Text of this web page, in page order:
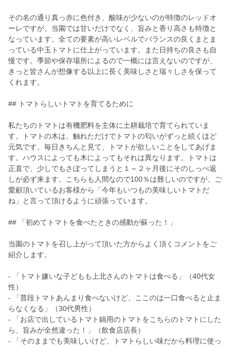
その名の通り真っ赤に色付き、酸味が少ないのが特徴のレッドオ
ーレですが、当園では甘いだけでなく、旨みと香り高さも特徴と
なっています。全ての要素が高いレベルでバランスの良くまとま
っている中玉トマトに仕上がっています。また日持ちの良さも自
慢です。季節や保存場所によるので一概には言えないのですが、
きっと皆さんが想像する以上に長く美味しさと瑞々しさを保って
くれます。
## トマトらしいトマトを育てるために
私たちのトマトは有機肥料を主体に土耕栽培で育てられていま
す。トマトの木は、触れただけでトマトの匂いがずっと続くほど
元気です。毎日きちんと見て、トマトが欲しいことをしてあげま
す。ハウスによっても木によってもそれは異なります。トマトは
正直で、少しでもさぼってしまうと１～２ヶ月後にそのしっぺ返
しが必ず来ます。こちらも人間なので100％は難しいのですが、ご
愛顧頂いているお客様から「今年もいつもの美味しいトマトだ
ね」と言って頂けるように頑張っています。
## 「初めてトマトを食べたときの感動が蘇った！」
当園のトマトを召し上がって頂いた方からよく頂くコメントをご
紹介します。
- 「トマト嫌いな子どもも上北さんのトマトは食べる」（40代女
性）
- 「普段トマトあんまり食べないけど、ここのは一口食べると止ま
らなくなる」（30代男性）
- 「お店で出しているトマト鍋用のトマトをこちらのトマトにした
ら、旨みが全然違った！」（飲食店店長）
- 「そのままでも美味しいけど、トマトらしい味だから料理に使っ